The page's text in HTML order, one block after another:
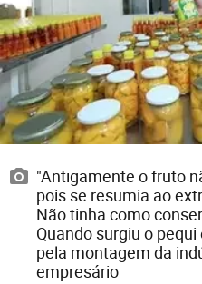
"Antigamente o fruto
pois se resumia ao
Não tinha como
Quando surgiu o
pela montagem da
empresário